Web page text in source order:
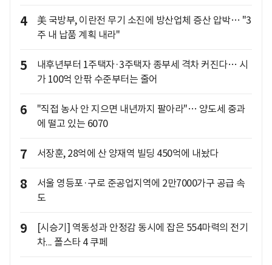
4
美 국방부, 이란전 무기 소진에 방산업체 증산 압박… "3
주 내 납품 계획 내라"
5
내후년부터 1주택자·3주택자 종부세 격차 커진다… 시
가 100억 안팎 수준부터는 줄어
6
"직접 농사 안 지으면 내년까지 팔아라"… 양도세 중과
에 떨고 있는 6070
7 서장훈, 28억에 산 양재역 빌딩 450억에 내놨다
8
서울 영등포·구로 준공업지역에 2만7000가구 공급 속
도
9
[시승기] 역동성과 안정감 동시에 잡은 554마력의 전기
차... 폴스타 4 쿠페